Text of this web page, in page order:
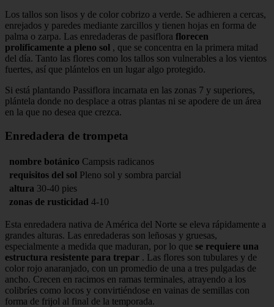
Los tallos son lisos y de color cobrizo a verde. Se adhieren a cercas,
enrejados y paredes mediante zarcillos y tienen hojas en forma de
palma o zarpa. Las enredaderas de pasiflora florecen
prolíficamente a pleno sol , que se concentra en la primera mitad
del día. Tanto las flores como los tallos son vulnerables a los vientos
fuertes, así que plántelos en un lugar algo protegido.
Si está plantando Passiflora incarnata en las zonas 7 y superiores,
plántela donde no desplace a otras plantas ni se apodere de un área
en la que no desea que crezca.
Enredadera de trompeta
nombre botánico Campsis radicanos
requisitos del sol Pleno sol y sombra parcial
altura 30-40 pies
zonas de rusticidad 4-10
Esta enredadera nativa de América del Norte se eleva rápidamente a
grandes alturas. Las enredaderas son leñosas y gruesas,
especialmente a medida que maduran, por lo que se requiere una
estructura resistente para trepar . Las flores son tubulares y de
color rojo anaranjado, con un promedio de una a tres pulgadas de
ancho. Crecen en racimos en ramas terminales, atrayendo a los
colibríes como locos y convirtiéndose en vainas de semillas con
forma de frijol al final de la temporada.